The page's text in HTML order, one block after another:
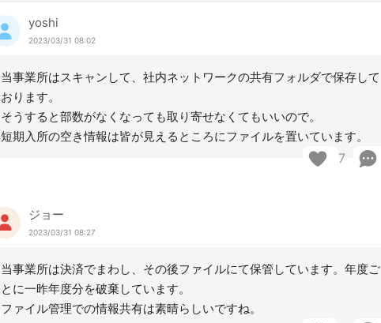
yoshi
2023/03/31 08:02
当事業所はスキャンして、社内ネットワークの共有フォルダで保存して
おります。
そうすると部数がなくなっても取り寄せなくてもいいので。
短期入所の空き情報は皆が見えるところにファイルを置いています。
7
ジョー
2023/03/31 08:27
当事業所は決済でまわし、その後ファイルにて保管しています。年度ご
とに一昨年度分を破棄しています。
ファイル管理での情報共有は素晴らしいですね。